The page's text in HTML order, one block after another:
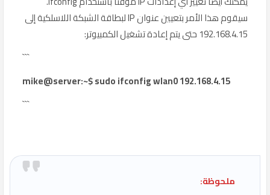
سيقوم هذا الأمر بتعيين عنوان IP لبطاقة الشبكة اللاسلكية إلى
192.168.4.15 حتى يتم إعادة تشغيل الكمبيوتر:
```
mike@server:~$ sudo ifconfig wlan0 192.168.4.15
```
ملحوظة: